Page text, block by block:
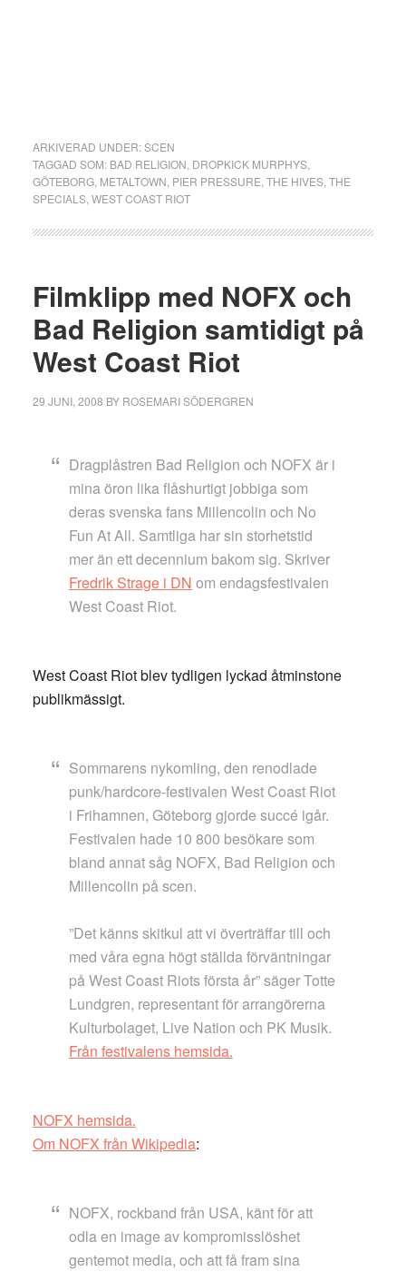
ARKIVERAD UNDER:SCEN
TAGGAD SOM: BAD RELIGION DROPKICK MURPHYS,
GÖTEBORG, METALTOWN PIER PRESSURE THE HIVES, THE
SPECIALS, WEST COAST RIOT
Filmklipp med NOFX och
Bad Religion samtidigt på
West Coast Riot
29 JUNI, 2008 BY ROSEMARI SÖDERGREN
Dragplåstren Bad Religion och NOFX är i
mina öron lika flåshurtigt jobbiga som
deras svenska fans Millencolin och No
Fun At All. Samtliga har sin storhetstid
mer än ett decennium bakom sig. Skriver
Fredrik Strage i DN om endagsfestivalen
West Coast Riot.
West Coast Riot blev tydligen lyckad åtminstone
publikmässigt.
Sommarens nykomling, den renodlade
punk/hardcore-festivalen West Coast Riot
i Frihamnen, Göteborg gjorde succé igår.
Festivalen hade 10 800 besökare som
bland annat såg NOFX, Bad Religion och
Millencolin på scen.
”Det känns skitkul att vi överträffar till och
med våra egna högt ställda förväntningar
på West Coast Riots första år” säger Totte
Lundgren, representant för arrangörerna
Kulturbolaget, Live Nation och PK Musik.
Från festivalens hemsida.
NOFX hemsida.
Om NOFX från Wikipedia:
NOFX, rockband från USA, känt för att
odla en image av kompromisslöshet
gentemot media, och att få fram sina